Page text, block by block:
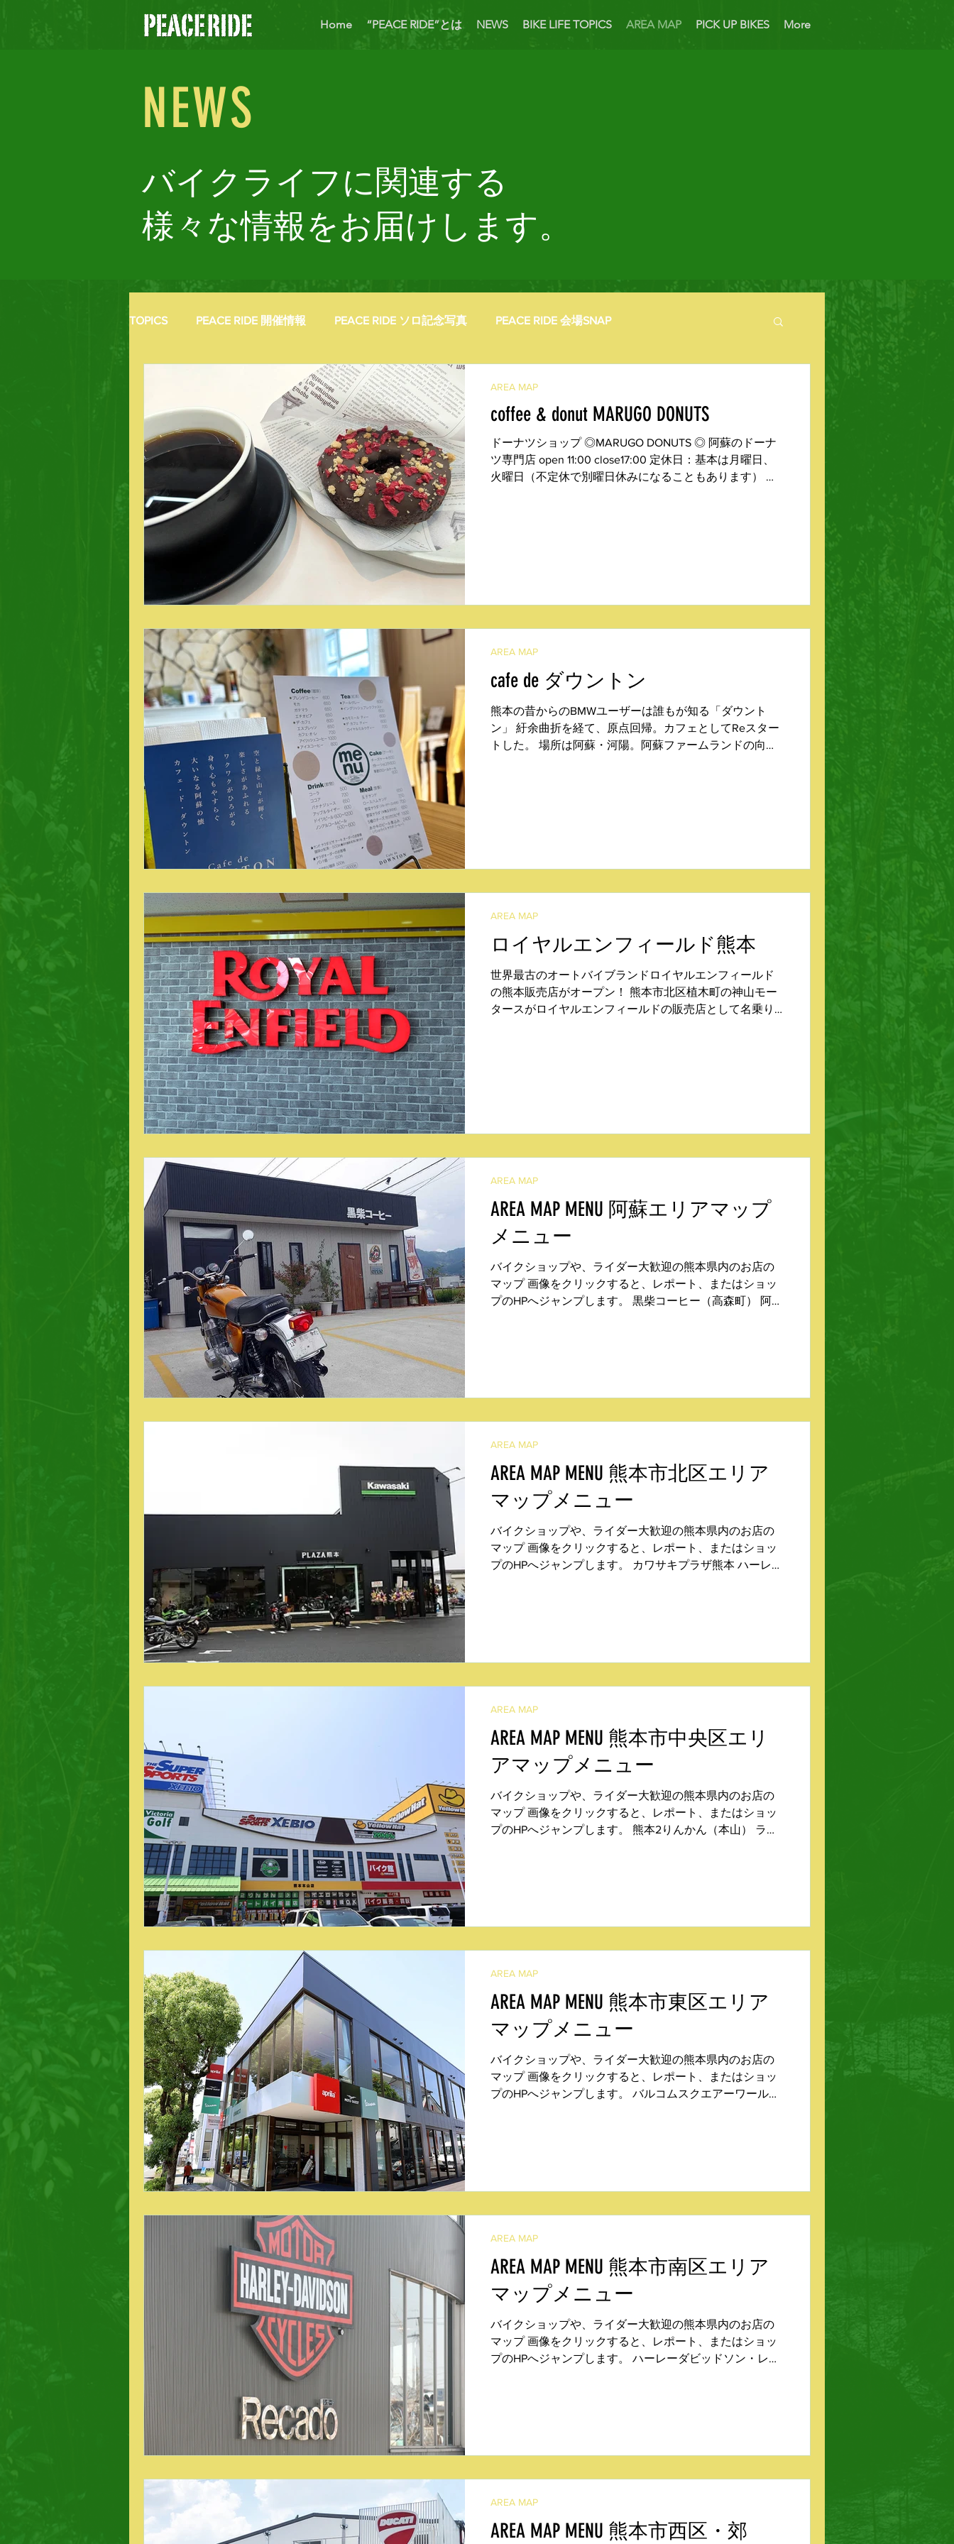
Home “PEACE RIDE”とは NEWS BIKE LIFE TOPICS AREA MAP PICK UP BIKES More
NEWS
バイクライフに関連する
様々な情報をお届けします。
TOPICS PEACE RIDE 開催情報 PEACE RIDE ソロ記念写真 PEACE RIDE 会場SNAP
Rider's Talk PICK UP BIKES
MOTO CLOTHES AREA MAP License Navi
coffee & donut MARUGO DONUTS
ドーナツショップ ◎MARUGO DONUTS ◎ 阿蘇のドーナ
ツ専門店 open 11:00 close17:00 定休日：基本は月曜日、
火曜日（不定休で別曜日休みになることもあります） 所
AREA MAP
cafe de ダウントン
熊本の昔からのBMWユーザーは誰もが知る「ダウント
ン」 紆余曲折を経て、原点回帰。カフェとしてReスター
トした。 場所は阿蘇・河陽。阿蘇ファームランドの向か
AREA MAP
ロイヤルエンフィールド熊本
世界最古のオートバイブランドロイヤルエンフィールド
の熊本販売店がオープン！ 熊本市北区植木町の神山モー
タースがロイヤルエンフィールドの販売店として名乗り
AREA MAP
AREA MAP MENU 阿蘇エリアマップ
メニュー
バイクショップや、ライダー大歓迎の熊本県内のお店の
マップ 画像をクリックすると、レポート、またはショッ
プのHPへジャンプします。 黒柴コーヒー（高森町） 阿蘇
AREA MAP
AREA MAP MENU 熊本市北区エリア
マップメニュー
バイクショップや、ライダー大歓迎の熊本県内のお店の
マップ 画像をクリックすると、レポート、またはショッ
プのHPへジャンプします。 カワサキプラザ熊本 ハーレー
AREA MAP
AREA MAP MENU 熊本市中央区エリ
アマップメニュー
バイクショップや、ライダー大歓迎の熊本県内のお店の
マップ 画像をクリックすると、レポート、またはショッ
プのHPへジャンプします。 熊本2りんかん（本山） ラ・
AREA MAP
AREA MAP MENU 熊本市東区エリア
マップメニュー
バイクショップや、ライダー大歓迎の熊本県内のお店の
マップ 画像をクリックすると、レポート、またはショッ
プのHPへジャンプします。 バルコムスクエアーワールド
AREA MAP
AREA MAP MENU 熊本市南区エリア
マップメニュー
バイクショップや、ライダー大歓迎の熊本県内のお店の
マップ 画像をクリックすると、レポート、またはショッ
プのHPへジャンプします。 ハーレーダビッドソン・レカ
AREA MAP
AREA MAP MENU 熊本市西区・郊
AREA MAP